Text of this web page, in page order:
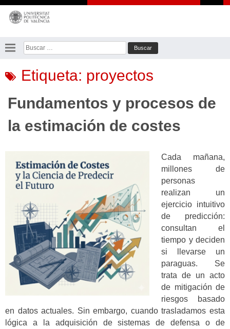
Saltar
contenido
Buscar:
Etiqueta: proyectos
Fundamentos y procesos de
la estimación de costes
Cada mañana,
millones de
personas
realizan un
ejercicio intuitivo
de predicción:
consultan el
tiempo y deciden
si llevarse un
paraguas. Se
trata de un acto
de mitigación de
riesgos basado
en datos actuales. Sin embargo, cuando trasladamos esta
lógica a la adquisición de sistemas de defensa o de